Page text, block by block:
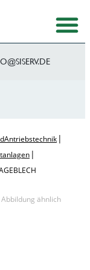
ED.VRE
Antriebstechnik |
|
Abbildung ähnlich